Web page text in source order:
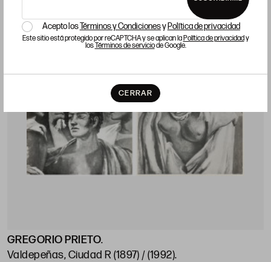
Acepto losTérminos y Condicionesy Política de privacidad
Este sitio está protegido por reCAPTCHA y se aplican laPolítica de privacidady
losTérminos de serviciode Google.
CERRAR
GREGORIO PRIETO.
Valdepeñas, Ciudad R (1897) / (1992).